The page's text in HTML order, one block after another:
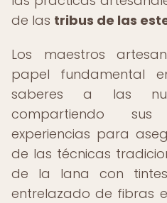
de las tribus de las
Los maestros
papel fundamental
saberes a las
compartiendo
experiencias para
de las técnicas
de la lana con
entrelazado de fibras